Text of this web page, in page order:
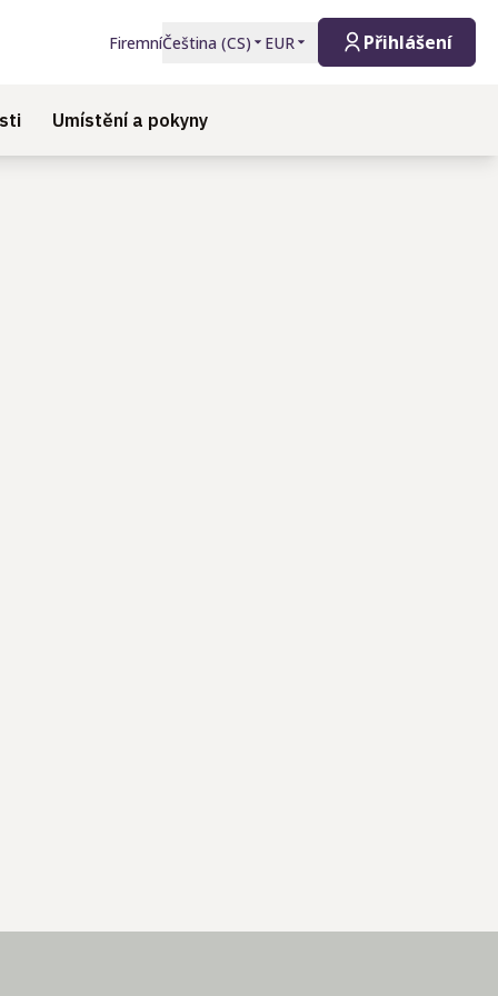
FiremníČeština (CS) EUR Přihlášení
Umístění a pokyny